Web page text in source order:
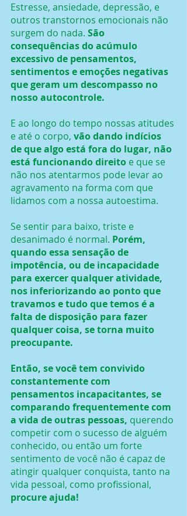
Estresse, ansiedade, depressão, e
outros transtornos emocionais não
surgem do nada. São
consequências do acúmulo
excessivo de pensamentos,
sentimentos e emoções negativas
que geram um descompasso no
nosso autocontrole.
E ao longo do tempo nossas atitudes
e até o corpo, vão dando indícios
de que algo está fora do lugar, não
está funcionando direito e que se
não nos atentarmos pode levar ao
agravamento na forma com que
lidamos com a nossa autoestima.
Se sentir para baixo, triste e
desanimado é normal. Porém,
quando essa sensação de
impotência, ou de incapacidade
para exercer qualquer atividade,
nos inferiorizando ao ponto que
travamos e tudo que temos é a
falta de disposição para fazer
qualquer coisa, se torna muito
preocupante.
Então, se você tem convivido
constantemente com
pensamentos incapacitantes, se
comparando frequentemente com
a vida de outras pessoas, querendo
competir com o sucesso de alguém
conhecido, ou então um forte
sentimento de você não é capaz de
atingir qualquer conquista, tanto na
vida pessoal, como profissional,
procure ajuda!